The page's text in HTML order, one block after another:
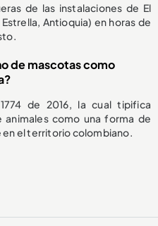
de las instalaciones de El
Antioquia) en horas de
de mascotas como
de 2016, la cual tipifica
como una forma de
el territorio colombiano.